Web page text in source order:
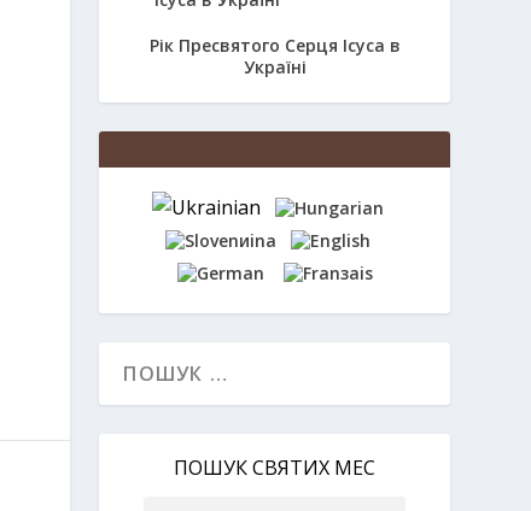
Рік Пресвятого Серця Ісуса в
Україні
ПОШУК СВЯТИХ МЕС